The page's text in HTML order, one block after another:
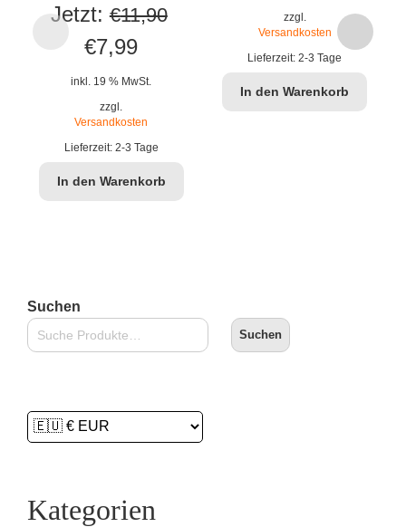
Jetzt: €11,90
Ursprünglicher
Preis
war:
€11,90
€7,99Aktueller
Preis
€7,99.
inkl. 19 % MwSt.
zzgl.
Versandkosten
Lieferzeit: 2-3 Tage
In den Warenkorb
zzgl.
Versandkosten
Lieferzeit:2-3 Tage
In den Warenkorb
Suchen
Suchen
Kategorien